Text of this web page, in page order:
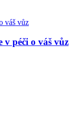
v péči o váš vůz